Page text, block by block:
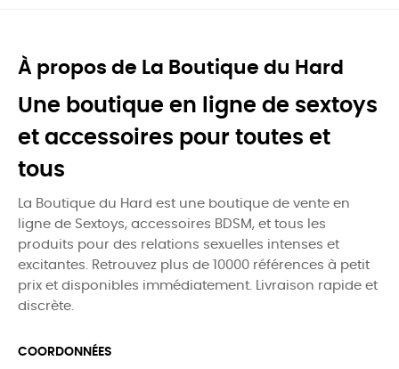
À propos de La Boutique du Hard
Une boutique en ligne de sextoys
et accessoires pour toutes et
tous
La Boutique du Hard est une boutique de vente en
ligne de Sextoys, accessoires BDSM, et tous les
produits pour des relations sexuelles intenses et
excitantes. Retrouvez plus de 10000 références à petit
prix et disponibles immédiatement. Livraison rapide et
discrète.
COORDONNÉES